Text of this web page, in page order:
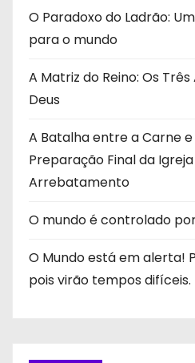
O Paradoxo do Ladrão:
para o mundo
A Matriz do Reino: Os
Deus
A Batalha entre a Carne e
Preparação Final da
Arrebatamento
O mundo é controlado
O Mundo está em alerta!
pois virão tempos difíceis.